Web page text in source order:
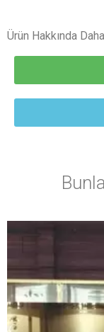
Ürün Hakkında